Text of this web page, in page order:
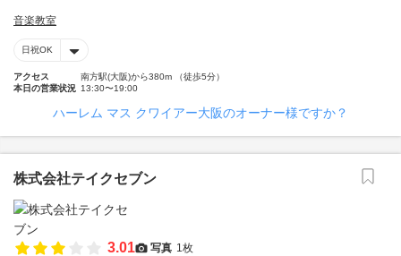
音楽教室
日祝OK
アクセス
南方駅(大阪)から380m （徒歩5分）
本日の営業状況 13:30〜19:00
ハーレム マス クワイアー大阪のオーナー様ですか？
株式会社テイクセブン
3.01 写真 1枚